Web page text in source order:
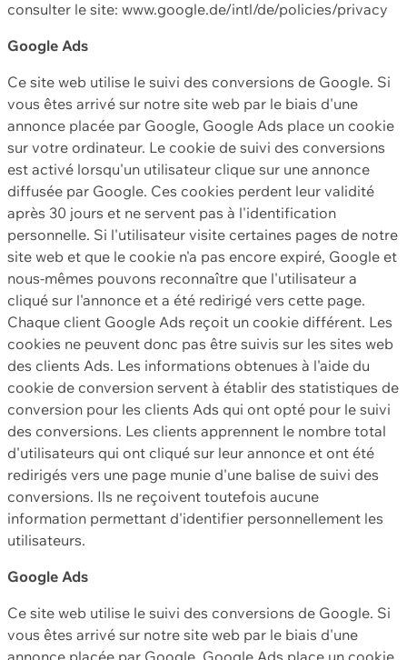
consulter le site: www.google.de/intl/de/policies/privacy
Google Ads
Ce site web utilise le suivi des conversions de Google. Si
vous êtes arrivé sur notre site web par le biais d'une
annonce placée par Google, Google Ads place un cookie
sur votre ordinateur. Le cookie de suivi des conversions
est activé lorsqu'un utilisateur clique sur une annonce
diffusée par Google. Ces cookies perdent leur validité
après 30 jours et ne servent pas à l'identification
personnelle. Si l'utilisateur visite certaines pages de notre
site web et que le cookie n'a pas encore expiré, Google et
nous-mêmes pouvons reconnaître que l'utilisateur a
cliqué sur l'annonce et a été redirigé vers cette page.
Chaque client Google Ads reçoit un cookie différent. Les
cookies ne peuvent donc pas être suivis sur les sites web
des clients Ads. Les informations obtenues à l'aide du
cookie de conversion servent à établir des statistiques de
conversion pour les clients Ads qui ont opté pour le suivi
des conversions. Les clients apprennent le nombre total
d'utilisateurs qui ont cliqué sur leur annonce et ont été
redirigés vers une page munie d'une balise de suivi des
conversions. Ils ne reçoivent toutefois aucune
information permettant d'identifier personnellement les
utilisateurs.
Google Ads
Ce site web utilise le suivi des conversions de Google. Si
vous êtes arrivé sur notre site web par le biais d'une